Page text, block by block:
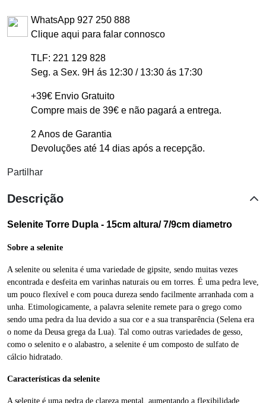
WhatsApp 927 250 888
Clique aqui para falar connosco
TLF: 221 129 828
Seg. a Sex. 9H ás 12:30 / 13:30 ás 17:30
+39€ Envio Gratuito
Compre mais de 39€ e não pagará a entrega.
2 Anos de Garantia
Devoluções até 14 dias após a recepção.
Partilhar
Descrição
Selenite Torre Dupla - 15cm altura/ 7/9cm diametro
Sobre a selenite
A selenite ou selenita é uma variedade de gipsite, sendo muitas vezes
encontrada e desfeita em varinhas naturais ou em torres. É uma pedra leve,
um pouco flexível e com pouca dureza sendo facilmente arranhada com a
unha. Etimologicamente, a palavra selenite remete para o grego como
sendo uma pedra da lua devido a sua cor e a sua transparência (Selena era
o nome da Deusa grega da Lua). Tal como outras variedades de gesso,
como o selenito e o alabastro, a selenite é um composto de sulfato de
cálcio hidratado.
Características da selenite
A selenite é uma pedra de clareza mental, aumentando a flexibilidade